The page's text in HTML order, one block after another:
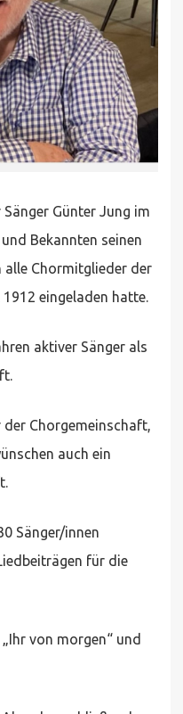
Günter Jung im
Bekannten seinen
alle Chormitglieder der
eingeladen hatte.
aktiver Sänger als
Chorgemeinschaft,
auch ein
Sänger/innen
für die
von morgen“ und